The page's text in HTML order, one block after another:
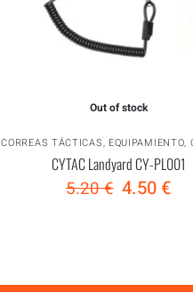
Out of stock
CORREAS TÁCTICAS, EQUIPAMIENTO,
CYTAC Landyard CY-PL001
5.20€ 4.50 €